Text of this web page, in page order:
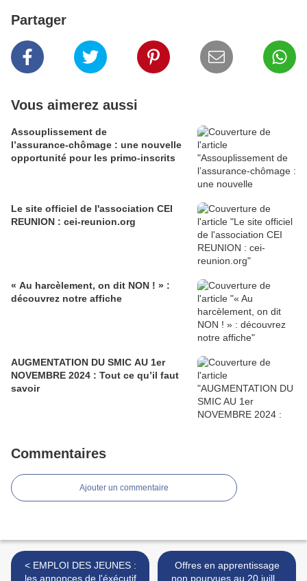
Partager
Vous aimerez aussi
Assouplissement de
l’assurance‑chômage : une nouvelle
opportunité pour les primo‑inscrits
Le site officiel de l'association CEI
REUNION : cei-reunion.org
« Au harcèlement, on dit NON ! » :
découvrez notre affiche
AUGMENTATION DU SMIC AU 1er
NOVEMBRE 2024 : Tout ce qu’il faut
savoir
Commentaires
Ajouter un commentaire
< EMPLOI DES JEUNES :
les annonces de l'éxécutif
Offres en apprentissage
non pourvues au 20 juillet